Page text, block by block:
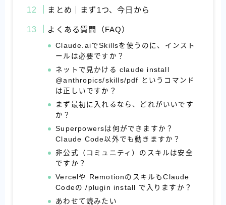
まとめ｜まず1つ、今日から
よくある質問（FAQ）
Claude.aiでSkillsを使うのに、インスト
ールは必要ですか？
ネットで見かける claude install
@anthropics/skills/pdf というコマンド
は正しいですか？
まず最初に入れるなら、どれがいいです
か？
Superpowersは何ができますか？
Claude Code以外でも動きますか？
非公式（コミュニティ）のスキルは安全
ですか？
Vercelや RemotionのスキルもClaude
Codeの /plugin install で入りますか？
あわせて読みたい